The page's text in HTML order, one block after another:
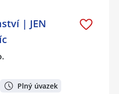
| JEN
Plný úvazek